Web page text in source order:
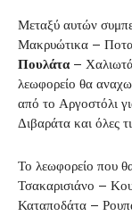
Μεταξύ αυτών
Μακρυώτικα –
Πουλάτα–
λεωφορείο θα
από το Αργοστόλι
Διβαράτα και όλες
Το λεωφορείο που
Τσακαρισιάνο –
Καταποδάτα –